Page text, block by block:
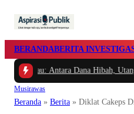
BERANDABERITA
Antara Dana Hibah, Utang, dan
Musirawas
Beranda » Berita » Diklat Cakeps